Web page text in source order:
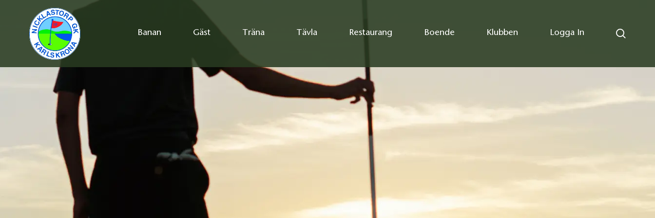
Banan Gäst Träna Tävla Restaurang Boende Klubben Logga In